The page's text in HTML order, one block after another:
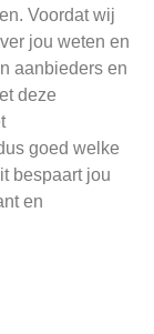
Voordat wij
jou weten en
aanbieders en
deze
goed welke
bespaart jou
en